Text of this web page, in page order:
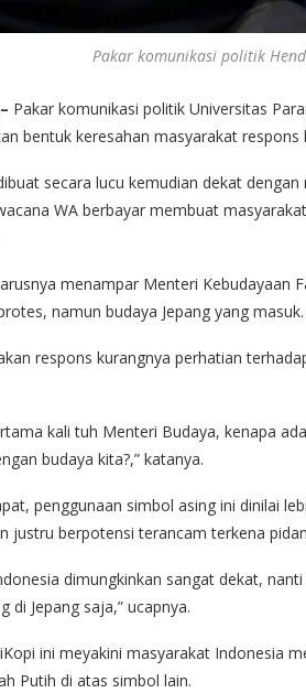
Pakar komunikasi politik
Pakar komunikasi politik Universitas
bentuk keresahan masyarakat respons
secara lucu kemudian dekat
WA berbayar membuat
menampar Menteri Kebudayaan
namun budaya Jepang yang masuk.
respons kurangnya perhatian
kali tuh Menteri Budaya, kenapa
budaya kita?,” katanya.
penggunaan simbol asing ini dinilai
justru berpotensi terancam terkena
dimungkinkan sangat dekat,
di Jepang saja,” ucapnya.
ini meyakini masyarakat Indonesia
Putih di atas simbol lain.